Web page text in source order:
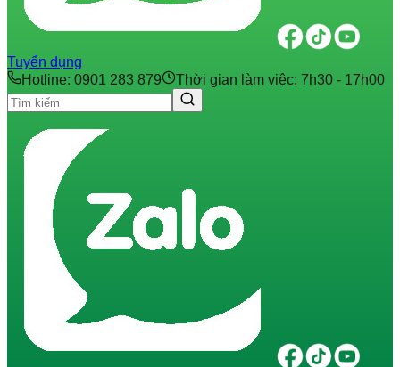
Tuyển dụng
Hotline: 0901 283 879
Thời gian làm việc: 7h30 - 17h00